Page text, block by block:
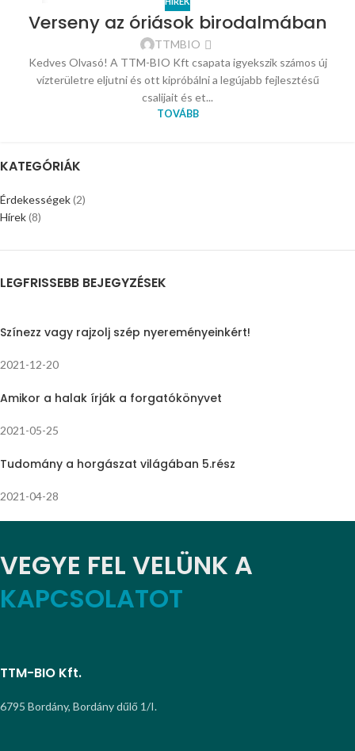
15
NOVVerseny az óriások birodalmában
TTMBIO
Kedves Olvasó! A TTM-BIO Kft csapata igyekszik számos új
vízterületre eljutni és ott kipróbálni a legújabb fejlesztésű
csalijait és et...
TOVÁBB
KATEGÓRIÁK
Érdekességek(2)
Hírek(8)
LEGFRISSEBB BEJEGYZÉSEK
Színezz vagy rajzolj szép nyereményeinkért!
2021-12-20
Amikor a halak írják a forgatókönyvet
2021-05-25
Tudomány a horgászat világában 5.rész
2021-04-28
VEGYE FEL VELÜNK A
KAPCSOLATOT
TTM-BIO Kft.
6795 Bordány, Bordány dűlő 1/I.